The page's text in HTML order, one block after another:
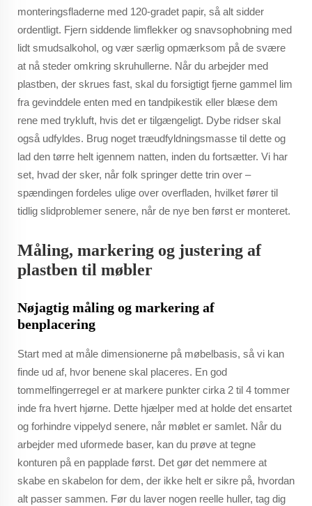
monteringsfladerne med 120-gradet papir, så alt sidder
ordentligt. Fjern siddende limflekker og snavsophobning med
lidt smudsalkohol, og vær særlig opmærksom på de svære
at nå steder omkring skruhullerne. Når du arbejder med
plastben, der skrues fast, skal du forsigtigt fjerne gammel lim
fra gevinddele enten med en tandpikestik eller blæse dem
rene med trykluft, hvis det er tilgængeligt. Dybe ridser skal
også udfyldes. Brug noget træudfyldningsmasse til dette og
lad den tørre helt igennem natten, inden du fortsætter. Vi har
set, hvad der sker, når folk springer dette trin over –
spændingen fordeles ulige over overfladen, hvilket fører til
tidlig slidproblemer senere, når de nye ben først er monteret.
Måling, markering og justering af
plastben til møbler
Nøjagtig måling og markering af
benplacering
Start med at måle dimensionerne på møbelbasis, så vi kan
finde ud af, hvor benene skal placeres. En god
tommelfingerregel er at markere punkter cirka 2 til 4 tommer
inde fra hvert hjørne. Dette hjælper med at holde det ensartet
og forhindre vippelyd senere, når møblet er samlet. Når du
arbejder med uformede baser, kan du prøve at tegne
konturen på en papplade først. Det gør det nemmere at
skabe en skabelon for dem, der ikke helt er sikre på, hvordan
alt passer sammen. Før du laver nogen reelle huller, tag dig